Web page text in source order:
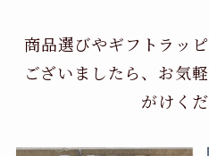
商品選びやギフトラッ
ございましたら、お気
がけくだ